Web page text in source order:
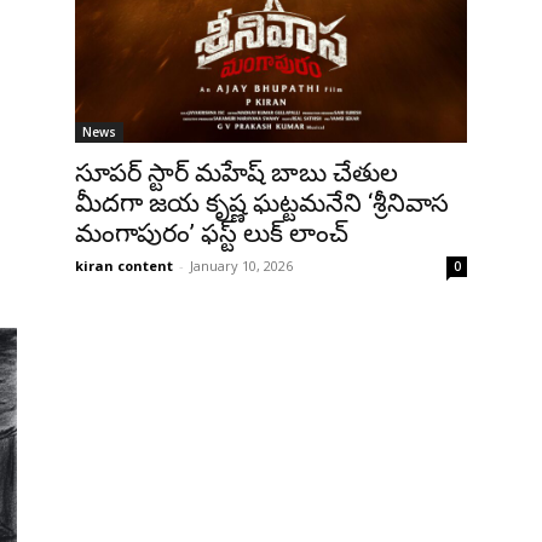
News
సూపర్ స్టార్ మహేష్ బాబు చేతుల
మీదగా జయ కృష్ణ ఘట్టమనేని ‘శ్రీనివాస
మంగాపురం’ ఫస్ట్ లుక్ లాంచ్
kiran content - January 10, 2026 0